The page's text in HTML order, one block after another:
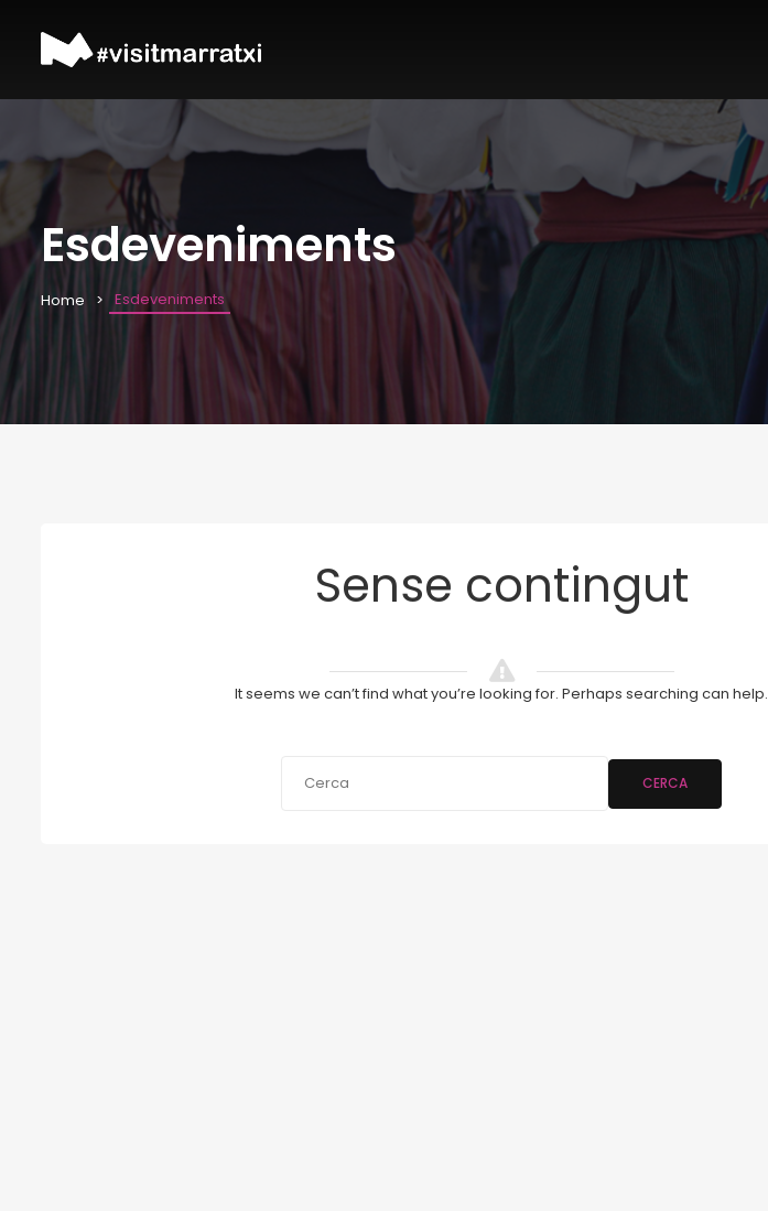
Esdeveniments
Home Esdeveniments
Sense contingut
It seems we can’t find what you’re looking for. Perhaps searching can help.
CERCA